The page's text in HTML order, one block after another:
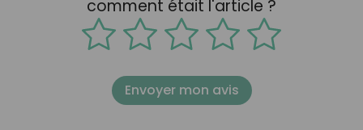
comment était l'article ?
Envoyer mon avis